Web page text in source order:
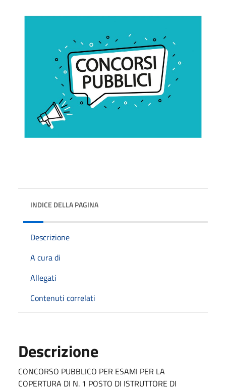
INDICE DELLA PAGINA
Descrizione
A cura di
Allegati
Contenuti correlati
Descrizione
CONCORSO PUBBLICO PER ESAMI PER LA
COPERTURA DI N. 1 POSTO DI ISTRUTTORE DI